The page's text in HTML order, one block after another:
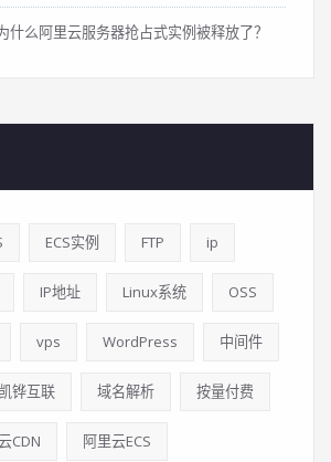
什么阿里云服务器抢占式实例被释放了？
ECS实例 FTP ip
IP地址 Linux系统 OSS
vps WordPress 中间件
凯铧互联 域名解析 按量付费
CDN 阿里云ECS